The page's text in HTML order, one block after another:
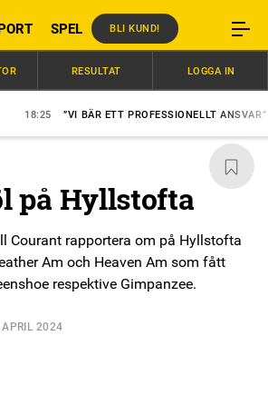
SPEL BLI KUND!
”VI BÄR ETT PROFESSIONELLT ANSVAR”
RESULTAT LOGGA IN
på Hyllstofta
Courant rapportera om på Hyllstofta
Am och Heaven Am som fått
respektive Gimpanzee.
APRIL 2024